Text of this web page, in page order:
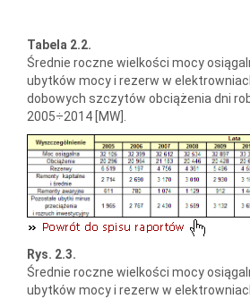
Tabela 2.2.
Średnie roczne wielkości mocy
ubytków mocy i rezerw w
dobowych szczytów obciążenia dni
2005÷2014 [MW].
Rys. 2.3.
Średnie roczne wielkości mocy
ubytków mocy i rezerw w